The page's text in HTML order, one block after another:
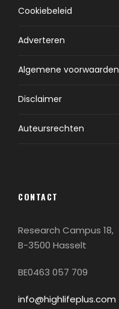
Cookiebeleid
Adverteren
Algemene voorwaarden
Disclaimer
Auteursrechten
CONTACT
Research Campus 18,
B-3500 Hasselt
BE0463 057 709
info@highlifeplus.com